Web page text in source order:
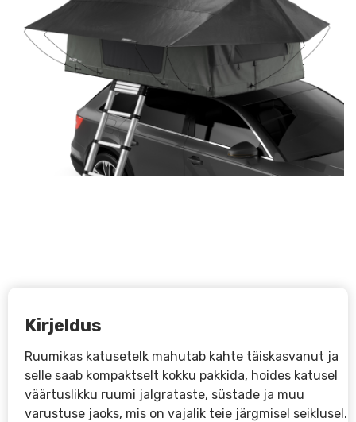
Kirjeldus
Ruumikas katusetelk mahutab kahte täiskasvanut ja
selle saab kompaktselt kokku pakkida, hoides katusel
väärtuslikku ruumi jalgrataste, süstade ja muu
varustuse jaoks, mis on vajalik teie järgmisel seiklusel.